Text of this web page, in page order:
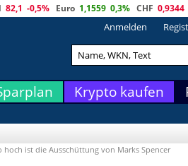
82,1 -0,5% Euro 1,1559 0,3% CHF 0,9344
Anmelden
Krypto kaufen
hoch ist die Ausschüttung von Marks Spencer